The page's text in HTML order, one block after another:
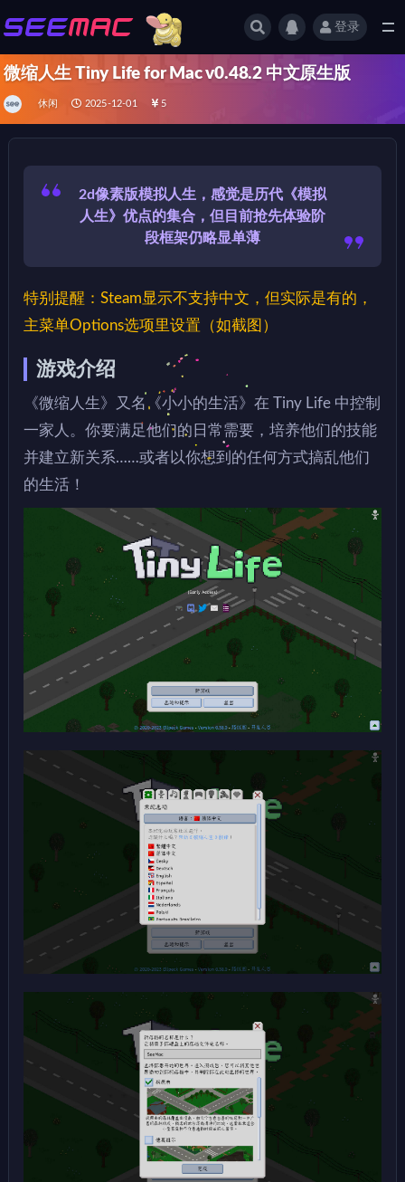
登录
微缩人生 Tiny Life for Mac v0.48.2 中文原生版
休闲 2025-12-01 5
2d像素版模拟人生，感觉是历代《模拟
人生》优点的集合，但目前抢先体验阶
段框架仍略显单薄
特别提醒：Steam显示不支持中文，但实际是有的，
主菜单Options选项里设置（如截图）
游戏介绍
《微缩人生》又名《小小的生活》在 Tiny Life 中控制
一家人。你要满足他们的日常需要，培养他们的技能
并建立新关系……或者以你想到的任何方式搞乱他们
的生活！